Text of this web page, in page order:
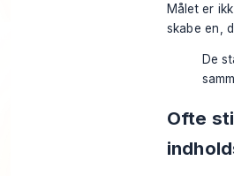
Målet er
skabe en,
De
Ofte